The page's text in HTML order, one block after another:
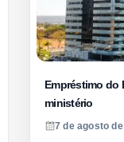
Empréstimo do
ministério
7 de agosto